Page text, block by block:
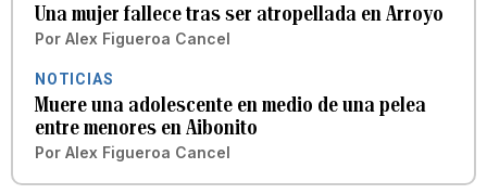
Una mujer fallece tras ser atropellada en Arroyo
Por Alex Figueroa Cancel
NOTICIAS
Muere una adolescente en medio de una pelea
entre menores en Aibonito
Por Alex Figueroa Cancel